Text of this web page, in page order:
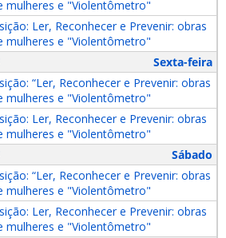
mulheres e "Violentômetro"
Ler, Reconhecer e Prevenir: obras
mulheres e "Violentômetro"
Sexta-feira
“Ler, Reconhecer e Prevenir: obras
mulheres e "Violentômetro"
Ler, Reconhecer e Prevenir: obras
mulheres e "Violentômetro"
Sábado
“Ler, Reconhecer e Prevenir: obras
mulheres e "Violentômetro"
Ler, Reconhecer e Prevenir: obras
mulheres e "Violentômetro"